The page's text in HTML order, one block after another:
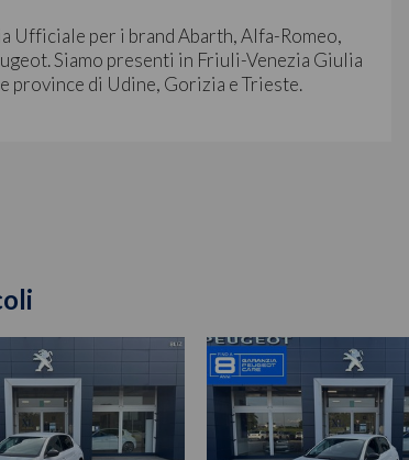
Ufficiale per i brand Abarth, Alfa-Romeo,
Siamo presenti in Friuli-Venezia Giulia
province di Udine, Gorizia e Trieste.